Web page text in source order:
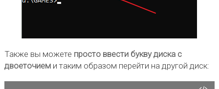
Также вы можете просто ввести букву диска с
двоеточиеми таким образом перейти на другой диск: